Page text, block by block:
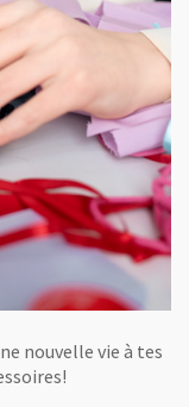
nouvelle vie à tes